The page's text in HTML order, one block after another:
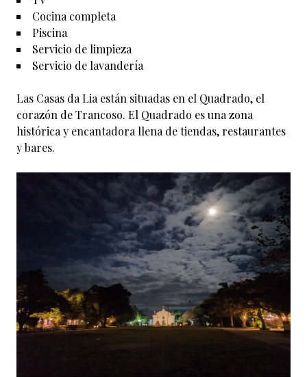
Cocina completa
Piscina
Servicio de limpieza
Servicio de lavandería
Las Casas da Lia están situadas en el Quadrado, el
corazón de Trancoso. El Quadrado es una zona
histórica y encantadora llena de tiendas, restaurantes
y bares.